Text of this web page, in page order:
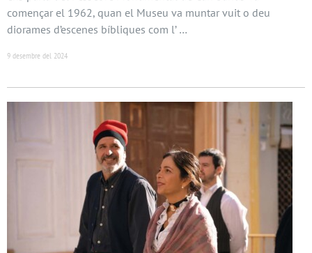
començar el 1962, quan el Museu va muntar vuit o deu
diorames d’escenes bíbliques com l’ …
9 desembre del 2024